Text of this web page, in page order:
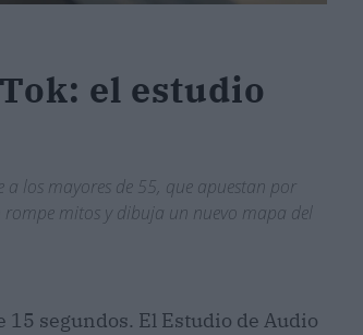
el estudio
a los mayores de 55, que apuestan por
rompe mitos y dibuja un nuevo mapa del
segundos. El Estudio de Audio